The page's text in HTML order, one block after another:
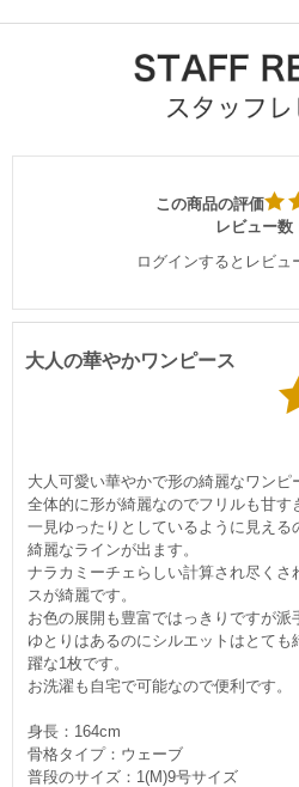
この商品の評価
レビュー数
ログインするとレビュ
大人の華やかワンピース
大人可愛い華やかで形の綺麗なワンピ
全体的に形が綺麗なのでフリルも甘す
一見ゆったりとしているように見える
綺麗なラインが出ます。
ナラカミーチェらしい計算され尽くさ
スが綺麗です。
お色の展開も豊富ではっきりですが派
ゆとりはあるのにシルエットはとて
躍な1枚です。
お洗濯も自宅で可能なので便利です。
身長：164cm
骨格タイプ：ウェーブ
普段のサイズ：1(M)9号サイズ